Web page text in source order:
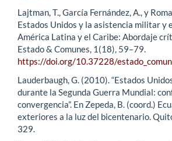
Lajtman, T., García Fernández, A., y
Estados Unidos y la asistencia militar y
América Latina y el Caribe: Abordaje
Estado & Comunes, 1(18), 59–79.
https://doi.org/10.37228/
Lauderbaugh, G. (2010). “Estados
durante la Segunda Guerra Mundial:
convergencia”. En Zepeda, B. (coord.)
exteriores a la luz del bicentenario.
329.